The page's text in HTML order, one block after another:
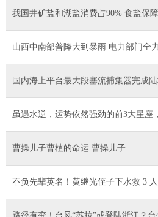
我国井矿盐和湖盐消费占90% 食盐保
山西中南部普降大到暴雨 电力部门全
国内海上平台最大段塞流捕集器完成
虽遇水逆，运势依然强劲的前3大星座
曹操儿子曹植的命运 曹操儿子
不负先辈英名！黄继光侄子下水救 3